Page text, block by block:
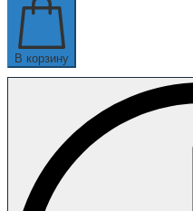
В корзину